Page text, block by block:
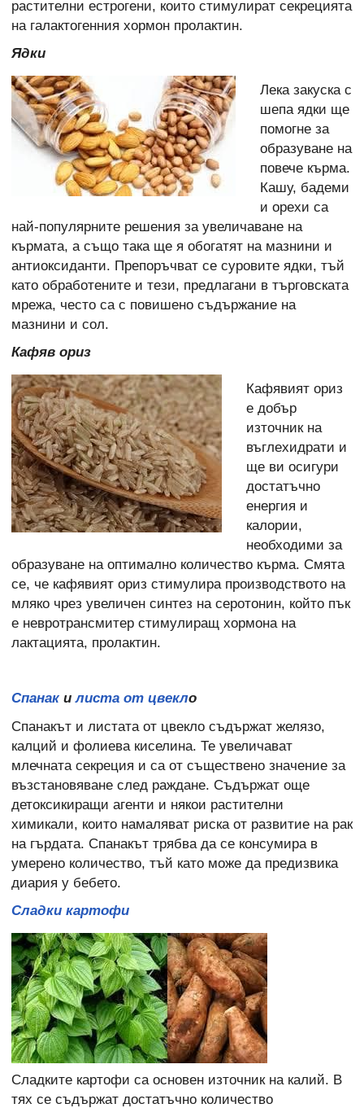
растителни естрогени, които стимулират секрецията
на галактогенния хормон пролактин.
Ядки
Лека закуска с
шепа ядки ще
помогне за
образуване на
повече кърма.
Кашу, бадеми
и орехи са
най-популярните решения за увеличаване на
кърмата, а също така ще я обогатят на мазнини и
антиоксиданти. Препоръчват се суровите ядки, тъй
като обработените и тези, предлагани в търговската
мрежа, често са с повишено съдържание на
мазнини и сол.
Кафяв ориз
Кафявият ориз
е добър
източник на
въглехидрати и
ще ви осигури
достатъчно
енергия и
калории,
необходими за
образуване на оптимално количество кърма. Смята
се, че кафявият ориз стимулира производството на
мляко чрез увеличен синтез на серотонин, който пък
е невротрансмитер стимулиращ хормона на
лактацията, пролактин.
Спанак и листа от цвекло
Спанакът и листата от цвекло съдържат желязо,
калций и фолиева киселина. Те увеличават
млечната секреция и са от съществено значение за
възстановяване след раждане. Съдържат още
детоксикиращи агенти и някои растителни
химикали, които намаляват риска от развитие на рак
на гърдата. Спанакът трябва да се консумира в
умерено количество, тъй като може да предизвика
диария у бебето.
Сладки картофи
Сладките картофи са основен източник на калий. В
тях се съдържат достатъчно количество